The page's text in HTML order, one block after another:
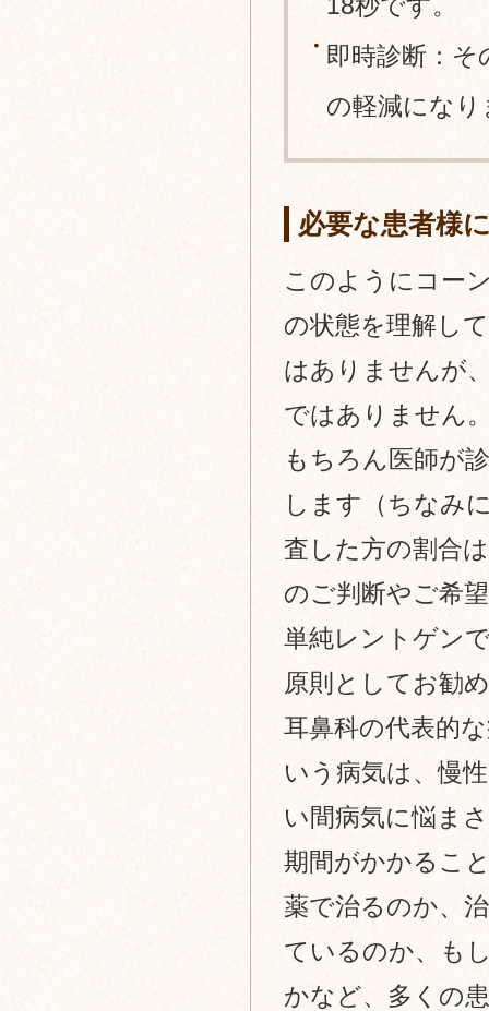
即時診断：そ
の軽減になり
必要な患者様
このようにコー
の状態を理解し
はありませんが
ではありません
もちろん医師が
します（ちなみ
査した方の割合
のご判断やご希
単純レントゲン
原則としてお勧
耳鼻科の代表的
いう病気は、慢
い間病気に悩ま
期間がかかるこ
薬で治るのか、
ているのか、も
かなど、多くの